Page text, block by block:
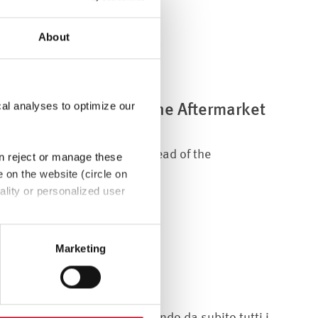
About
analyses to optimize our
reject or manage these
on the website (circle on
or personalized user
Art. 49 (1) sentence 1 a
In this case, there may
Marketing
as new head of the Aftermarket
Mourad took over as head of the
2024....